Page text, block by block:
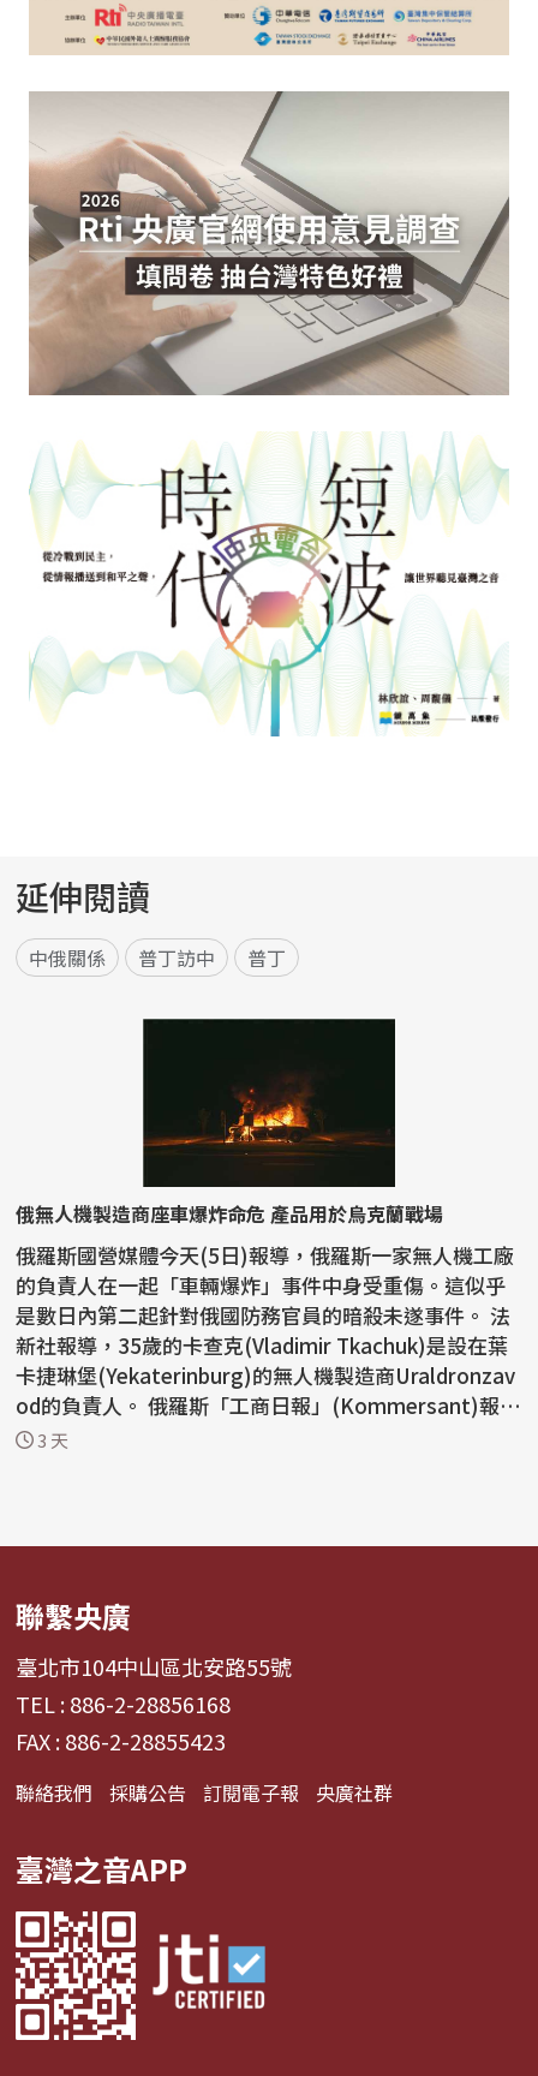
延伸閱讀
中俄關係 普丁訪中 普丁
俄無人機製造商座車爆炸命危 產品用於烏克蘭戰場
俄羅斯國營媒體今天(5日)報導，俄羅斯一家無人機工廠
的負責人在一起「車輛爆炸」事件中身受重傷。這似乎
是數日內第二起針對俄國防務官員的暗殺未遂事件。 法
新社報導，35歲的卡查克(Vladimir Tkachuk)是設在葉
卡捷琳堡(Yekaterinburg)的無人機製造商Uraldronzav
od的負責人。 俄羅斯「工商日報」(Kommersant)報
導，...
3 天
聯繫央廣
臺北市104中山區北安路55號
TEL : 886-2-28856168
FAX : 886-2-28855423
聯絡我們 採購公告 訂閱電子報 央廣社群
臺灣之音APP